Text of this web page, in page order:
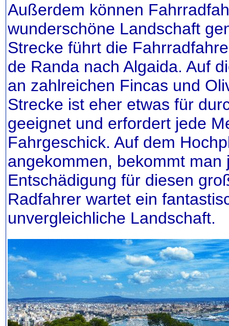
Außerdem können
wunderschöne Landschaft
Strecke führt die
de Randa nach Algaida. Auf
an zahlreichen Fincas und
Strecke ist eher etwas für
geeignet und erfordert jede
Fahrgeschick. Auf dem
angekommen, bekommt man
Entschädigung für diesen
Radfahrer wartet ein
unvergleichliche Landschaft.